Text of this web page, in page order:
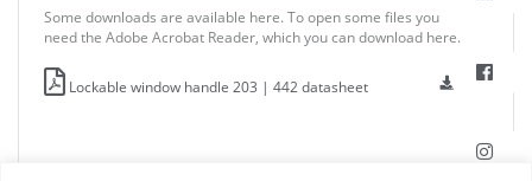
Some downloads are available here. To open some files you
need the Adobe Acrobat Reader, which you can download here.
Lockable window handle 203 | 442 datasheet